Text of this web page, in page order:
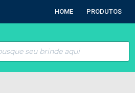
HOME PRODUTOS